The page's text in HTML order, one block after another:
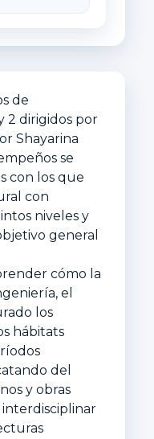
de
2 dirigidos por
Shayarina
se
con los que
con
niveles y
general
cómo la
el
los
hábitats
del
y obras